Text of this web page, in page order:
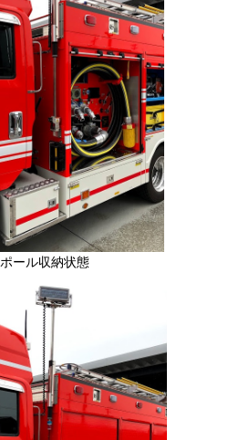
ポール収納状態